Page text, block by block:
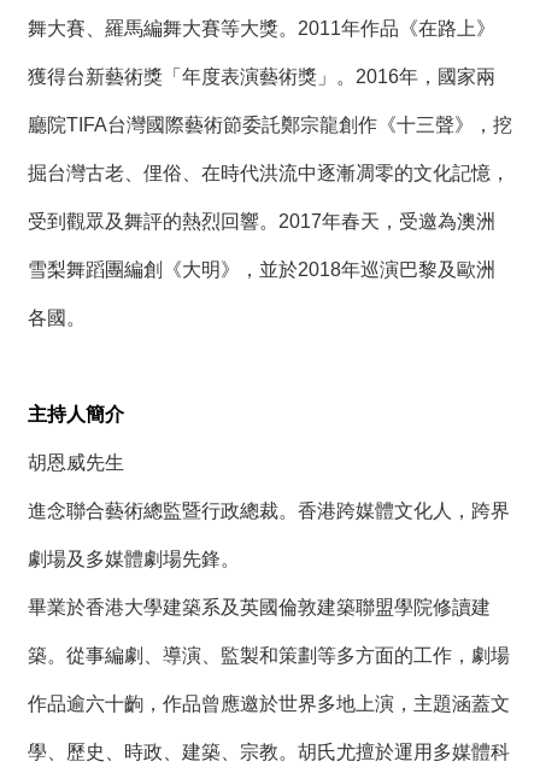
舞大賽、羅馬編舞大賽等大獎。2011年作品《在路上》
獲得台新藝術獎「年度表演藝術獎」。2016年，國家兩
廳院TIFA台灣國際藝術節委託鄭宗龍創作《十三聲》，挖
掘台灣古老、俚俗、在時代洪流中逐漸凋零的文化記憶，
受到觀眾及舞評的熱烈回響。2017年春天，受邀為澳洲
雪梨舞蹈團編創《大明》，並於2018年巡演巴黎及歐洲
各國。
主持人簡介
胡恩威先生
進念聯合藝術總監暨行政總裁。香港跨媒體文化人，跨界
劇場及多媒體劇場先鋒。
畢業於香港大學建築系及英國倫敦建築聯盟學院修讀建
築。從事編劇、導演、監製和策劃等多方面的工作，劇場
作品逾六十齣，作品曾應邀於世界多地上演，主題涵蓋文
學、歷史、時政、建築、宗教。胡氏尤擅於運用多媒體科